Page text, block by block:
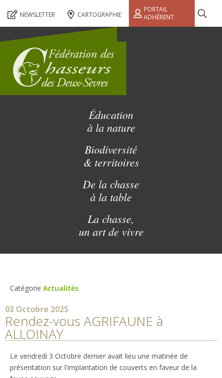
NEWSLETTER CARTOGRAPHIE
PORTAIL
ADHÉRENT
Éducation
à la nature
Biodiversité
& territoires
De la chasse
à la table
La chasse,
un art de vivre
Catégorie Actualités
03 Octobre 2025
Rendez-vous AGRIFAUNE à
ALLOINAY
Le vendredi 3 Octobre dernier avait lieu une matinée de
présentation sur l'implantation de couverts en faveur de la